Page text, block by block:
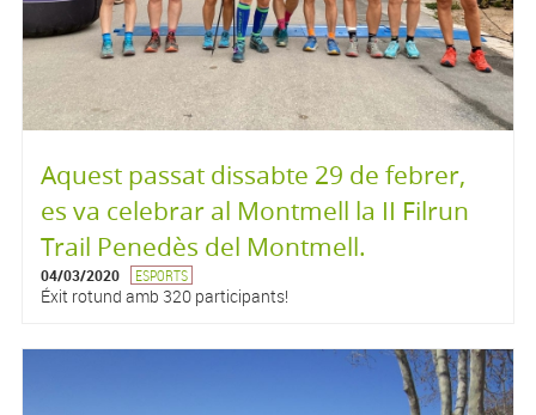
Aquest passat dissabte 29 de febrer,
es va celebrar al Montmell la II Filrun
Trail Penedès del Montmell.
04/03/2020 ESPORTS
Éxit rotund amb 320 participants!